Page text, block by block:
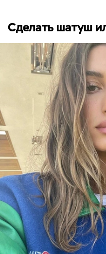
Сделать шатуш